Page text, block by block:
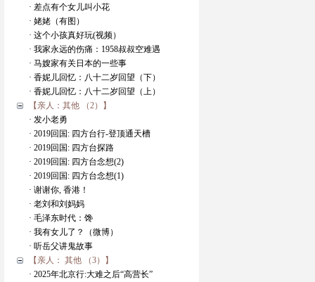
· 差点有个女儿叫小花
· 姥姥（有图）
· 这个小孩真好玩(视频）
· 我家永远的伤痛：1958叔叔空难遇
· 马嫂家有关日本的一些事
· 香妮儿回忆：八十二岁回望（下）
· 香妮儿回忆：八十二岁回望（上）
【亲人：其他 （2）】
· 发小老勇
· 2019回国: 四方台行-登顶通天槽
· 2019回国: 四方台探路
· 2019回国: 四方台念想(2)
· 2019回国: 四方台念想(1)
· 谢谢你, 香港！
· 老刘和刘妈妈
· 毛泽东时代：馋
· 我有女儿了？（微博）
· 听岳父讲鬼故事
【亲人： 其他 （3）】
· 2025年北京行:大难之后“高营长”